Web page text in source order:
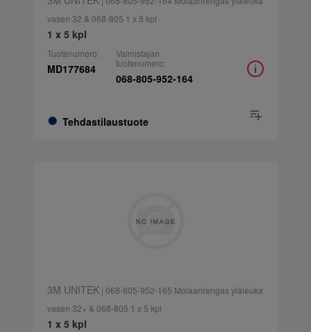
vasen 32 & 068-805 1 x 5 kpl
1 x 5 kpl
Tuotenumero:
MD177684
Tehdastilaustuote
Valmistajan
tuotenumero:
068-805-952-164
3M UNITEK| 068-805-952-165 Molaarirengas yläleuka
vasen 32+ & 068-805 1 x 5 kpl
1 x 5 kpl